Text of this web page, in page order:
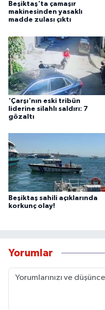
Beşiktaş'ta çamaşır
makinesinden yasaklı
madde zulası çıktı
'Çarşı'nın eski tribün
liderine silahlı saldırı: 7
gözaltı
Beşiktaş sahili açıklarında
korkunç olay!
Yorumlar